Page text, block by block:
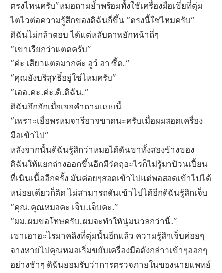
ตรงไหนครับ”หมอถามย้ำพร้อมทั้งใช้เครื่องมือเขี่ยที่ตุ่ม
ไตไวต่อความรู้สึกของดิฉันถี่ขึ้น “ตรงนี้ใช่ไหมครับ”
ดิฉันไม่กล้าตอบ ได้แต่หลับตาพยักหน้าถี่ๆ
“เขาเรียกว่าแตดครับ”
“ค่ะ เสียวแตดมากค่ะ อูว์ อา ซี้ด..”
“คุณยังบริสุทธิ์อยู่ใช่ไหมครับ”
“เออ..คะ..ค่ะ..ดิ..ดิฉัน..”
ดิฉันอึกอักเมื่อเจอคำถามแบบนี้
“เพราะเยื่อพรหมจารีอาจขาดนะครับเมื่อผมสอดเครื่อง
มือเข้าไป”
หลังจากนั้นดิฉันรู้สึกว่าหมอได้ดันขาทั้งสองข้างของ
ดิฉันให้แยกถ่างออกขึ้นอีกมีวัตถุอะไรก็ไม่รู้มาป้วนเปี้ยน
ที่เนินเนื้ออีกครั้ง มันค่อยๆสอดเข้าไปแต่พอสอดเข้าไปได้
หน่อยเดียวก็ติด ไม่สามารถดันเข้าไปได้อีกดิฉันรู้สึกเจ็บ
“คุณ..คุณหมอคะ เจ็บ..เจ็บคะ..”
“ผม..ผมขอโทษครับ..ผมจะทำให้นุ่มนวลกว่านี้..”
เขาเอาอะไรมาคลึงที่ตุ่มนั้นอีกแล้ว ความรู้สึกเจ็บค่อยๆ
จางหายไปคุณหมอเริ่มขยับเครื่องมือดังกล่าวเข้าๆออกๆ
อย่างช้าๆ ดิฉันยอมรับว่าการตรวจภายในของนายแพทย์